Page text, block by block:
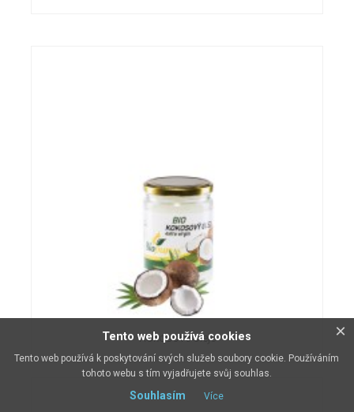
Tento web používá cookies
Tento web používá k poskytování svých služeb soubory cookie. Používáním
tohoto webu s tím vyjadřujete svůj souhlas.
Souhlasím Více
×
Kokosové oleje